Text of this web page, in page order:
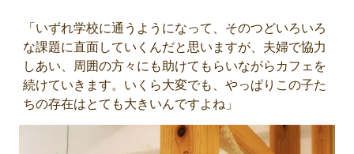
「いずれ学校に通うようになって、そのつどいろいろ
な課題に直面していくんだと思いますが、夫婦で協力
しあい、周囲の方々にも助けてもらいながらカフェを
続けていきます。いくら大変でも、やっぱりこの子た
ちの存在はとても大きいんですよね」